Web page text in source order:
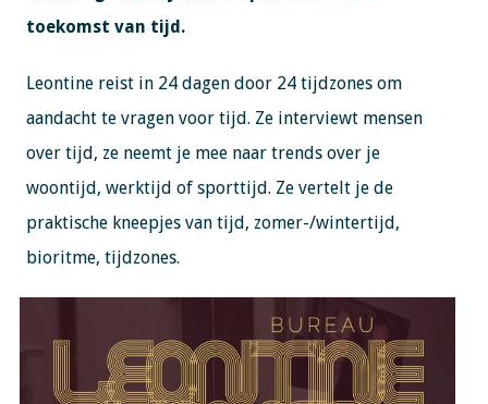
toekomst van tijd.
Leontine reist in 24 dagen door 24 tijdzones om
aandacht te vragen voor tijd. Ze interviewt mensen
over tijd, ze neemt je mee naar trends over je
woontijd, werktijd of sporttijd. Ze vertelt je de
praktische kneepjes van tijd, zomer-/wintertijd,
bioritme, tijdzones.